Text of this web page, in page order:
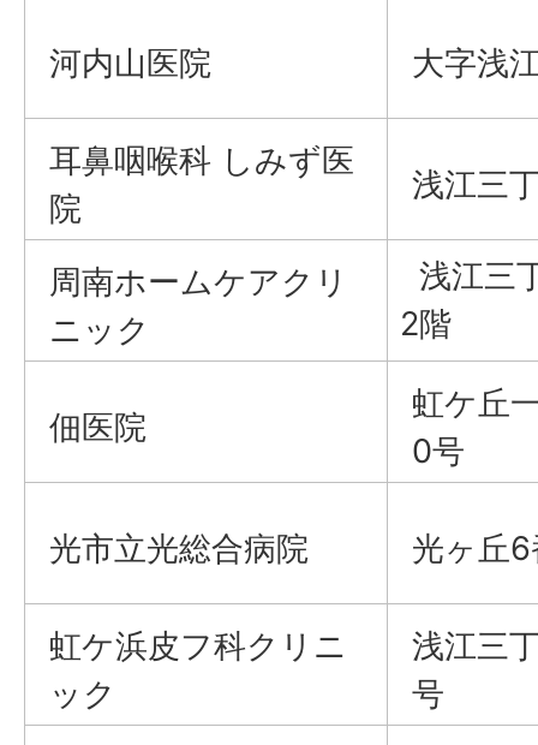
河内山医院 大字浅
耳鼻咽喉科 しみず医
院
浅江三
周南ホームケアクリ
ニック
浅江三
2階
佃医院
虹ケ丘
0号
光市立光総合病院 光ヶ丘6
虹ケ浜皮フ科クリニ
ック
浅江三
号